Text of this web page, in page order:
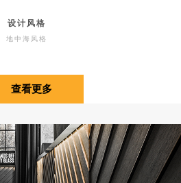
设计风格
地中海风格
查看更多